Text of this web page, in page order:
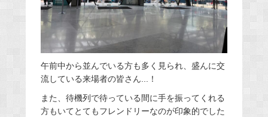
午前中から並んでいる方も多く見られ、盛んに交
流している来場者の皆さん...！
また、待機列で待っている間に手を振ってくれる
方もいてとてもフレンドリーなのが印象的でした